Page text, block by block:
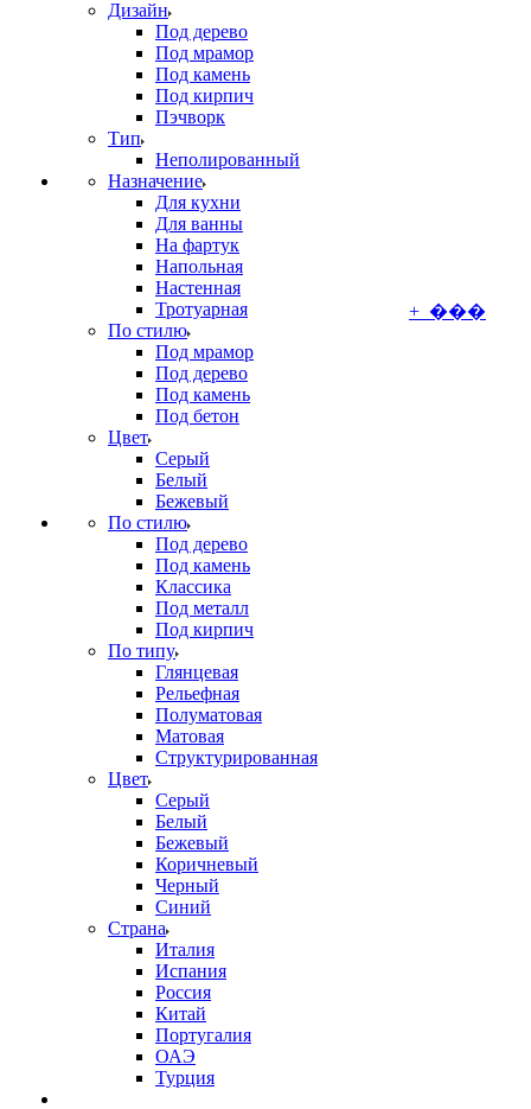
Дизайн
Под дерево
Под мрамор
Под камень
Под кирпич
Пэчворк
Тип
Неполированный
Назначение
Для кухни
Для ванны
На фартук
Напольная
Настенная
Тротуарная
По стилю
Под мрамор
Под дерево
Под камень
Под бетон
Цвет
Серый
Белый
Бежевый
По стилю
Под дерево
Под камень
Классика
Под металл
Под кирпич
По типу
Глянцевая
Рельефная
Полуматовая
Матовая
Структурированная
Цвет
Серый
Белый
Бежевый
Коричневый
Черный
Синий
Страна
Италия
Испания
Россия
Китай
Португалия
ОАЭ
Турция
+ ���